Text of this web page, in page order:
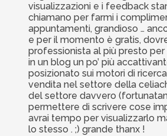
visualizzazioni e i feedback
chiamano per farmi i
appuntamenti, grandioso …
e per il momento è gratis,
professionista al più presto
in un blog un po’ più
posizionato sui motori di
vendita nel settore della
del settore davvero
permettere di scrivere cose
avrai tempo per visualizzarlo
lo stesso . ;) grande thanx !